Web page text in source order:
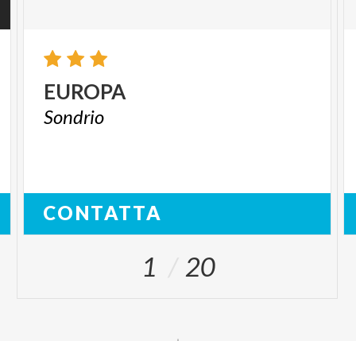
EUROPA
Sondrio
CONTATTA
1 20